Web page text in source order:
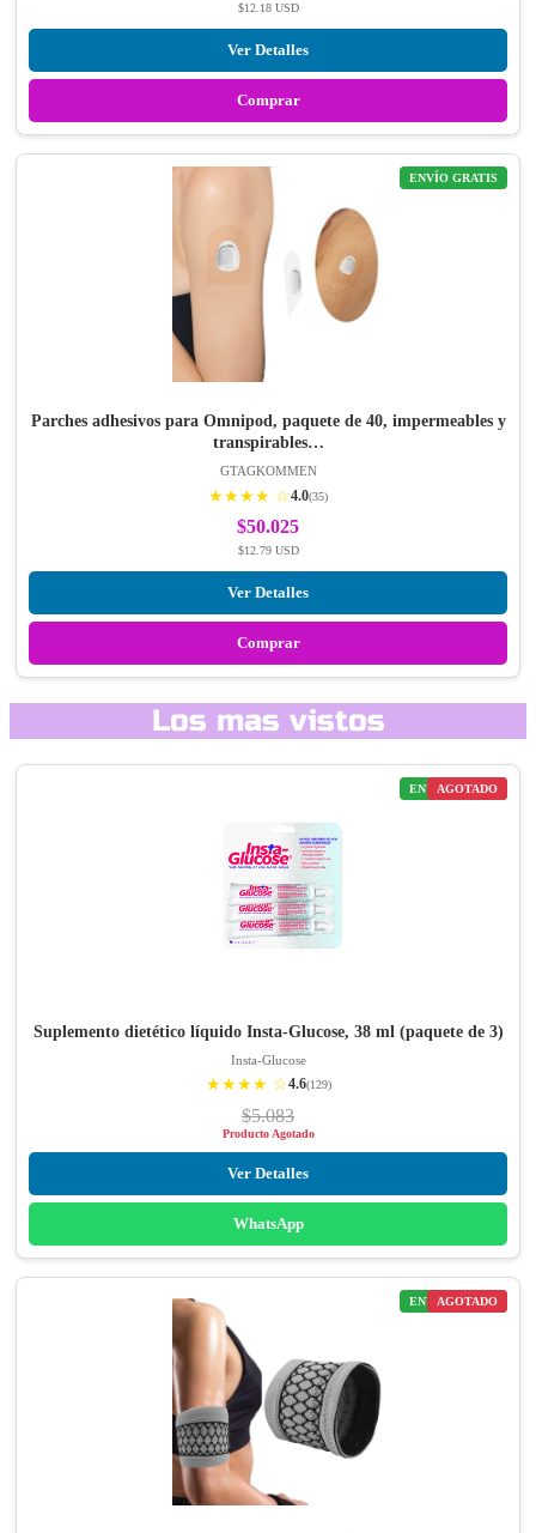
$12.18 USD
Ver Detalles
Comprar
ENVÍO GRATIS
Parches adhesivos para Omnipod, paquete de 40, impermeables y
transpirables…
GTAGKOMMEN
★★★★ ☆4.0(35)
$50.025
$12.79 USD
Ver Detalles
Comprar
Los mas vistos
ENVÍO GRATIS
AGOTADO
Suplemento dietético líquido Insta-Glucose, 38 ml (paquete de 3)
Insta-Glucose
★★★★ ☆4.6(129)
$5.083
Producto Agotado
Ver Detalles
WhatsApp
ENVÍO GRATIS
AGOTADO